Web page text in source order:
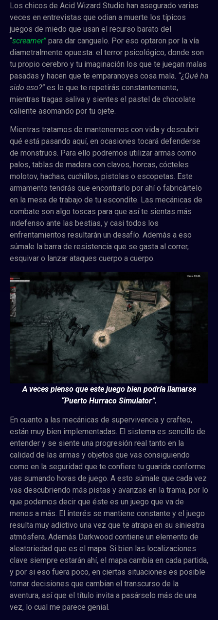
Los chicos de Acid Wizard Studio han asegurado varias
veces en entrevistas que odian a muerte los típicos
juegos de miedo que usan el recurso barato del
“screamer” para dar canguelo. Por eso optaron por la vía
diametralmente opuesta: el terror psicológico, donde son
tu propio cerebro y tu imaginación los que te juegan malas
pasadas y hacen que te emparanoyes cosa mala. “¿Qué ha
sido eso?” es lo que te repetirás constantemente,
mientras tragas saliva y sientes el pastel de chocolate
caliente asomando por tu ojete.
Mientras tratamos de mantenernos con vida y descubrir
qué está pasando aquí, en ocasiones tocará defenderse
de monstruos. Para ello podremos utilizar armas como
palos, tablas de madera con clavos, horcas, cócteles
molotov, hachas, cuchillos, pistolas o escopetas. Este
armamento tendrás que encontrarlo por ahí o fabricártelo
en la mesa de trabajo de tu escondite. Las mecánicas de
combate son algo toscas para que así te sientas más
indefenso ante las bestias, y casi todos los
enfrentamientos resultarán un desafío. Además a eso
súmale la barra de resistencia que se gasta al correr,
esquivar o lanzar ataques cuerpo a cuerpo.
A veces pienso que este juego bien podría llamarse
“Puerto Hurraco Simulator”.
En cuanto a las mecánicas de supervivencia y crafteo,
están muy bien implementadas. El sistema es sencillo de
entender y se siente una progresión real tanto en la
calidad de las armas y objetos que vas consiguiendo
como en la seguridad que te confiere tu guarida conforme
vas sumando horas de juego. A esto súmale que cada vez
vas descubriendo más pistas y avanzas en la trama, por lo
que podemos decir que éste es un juego que va de
menos a más. El interés se mantiene constante y el juego
resulta muy adictivo una vez que te atrapa en su siniestra
atmósfera. Además Darkwood contiene un elemento de
aleatoriedad que es el mapa. Si bien las localizaciones
clave siempre estarán ahí, el mapa cambia en cada partida,
y por si eso fuera poco, en ciertas situaciones es posible
tomar decisiones que cambian el transcurso de la
aventura, así que el título invita a pasárselo más de una
vez, lo cual me parece genial.